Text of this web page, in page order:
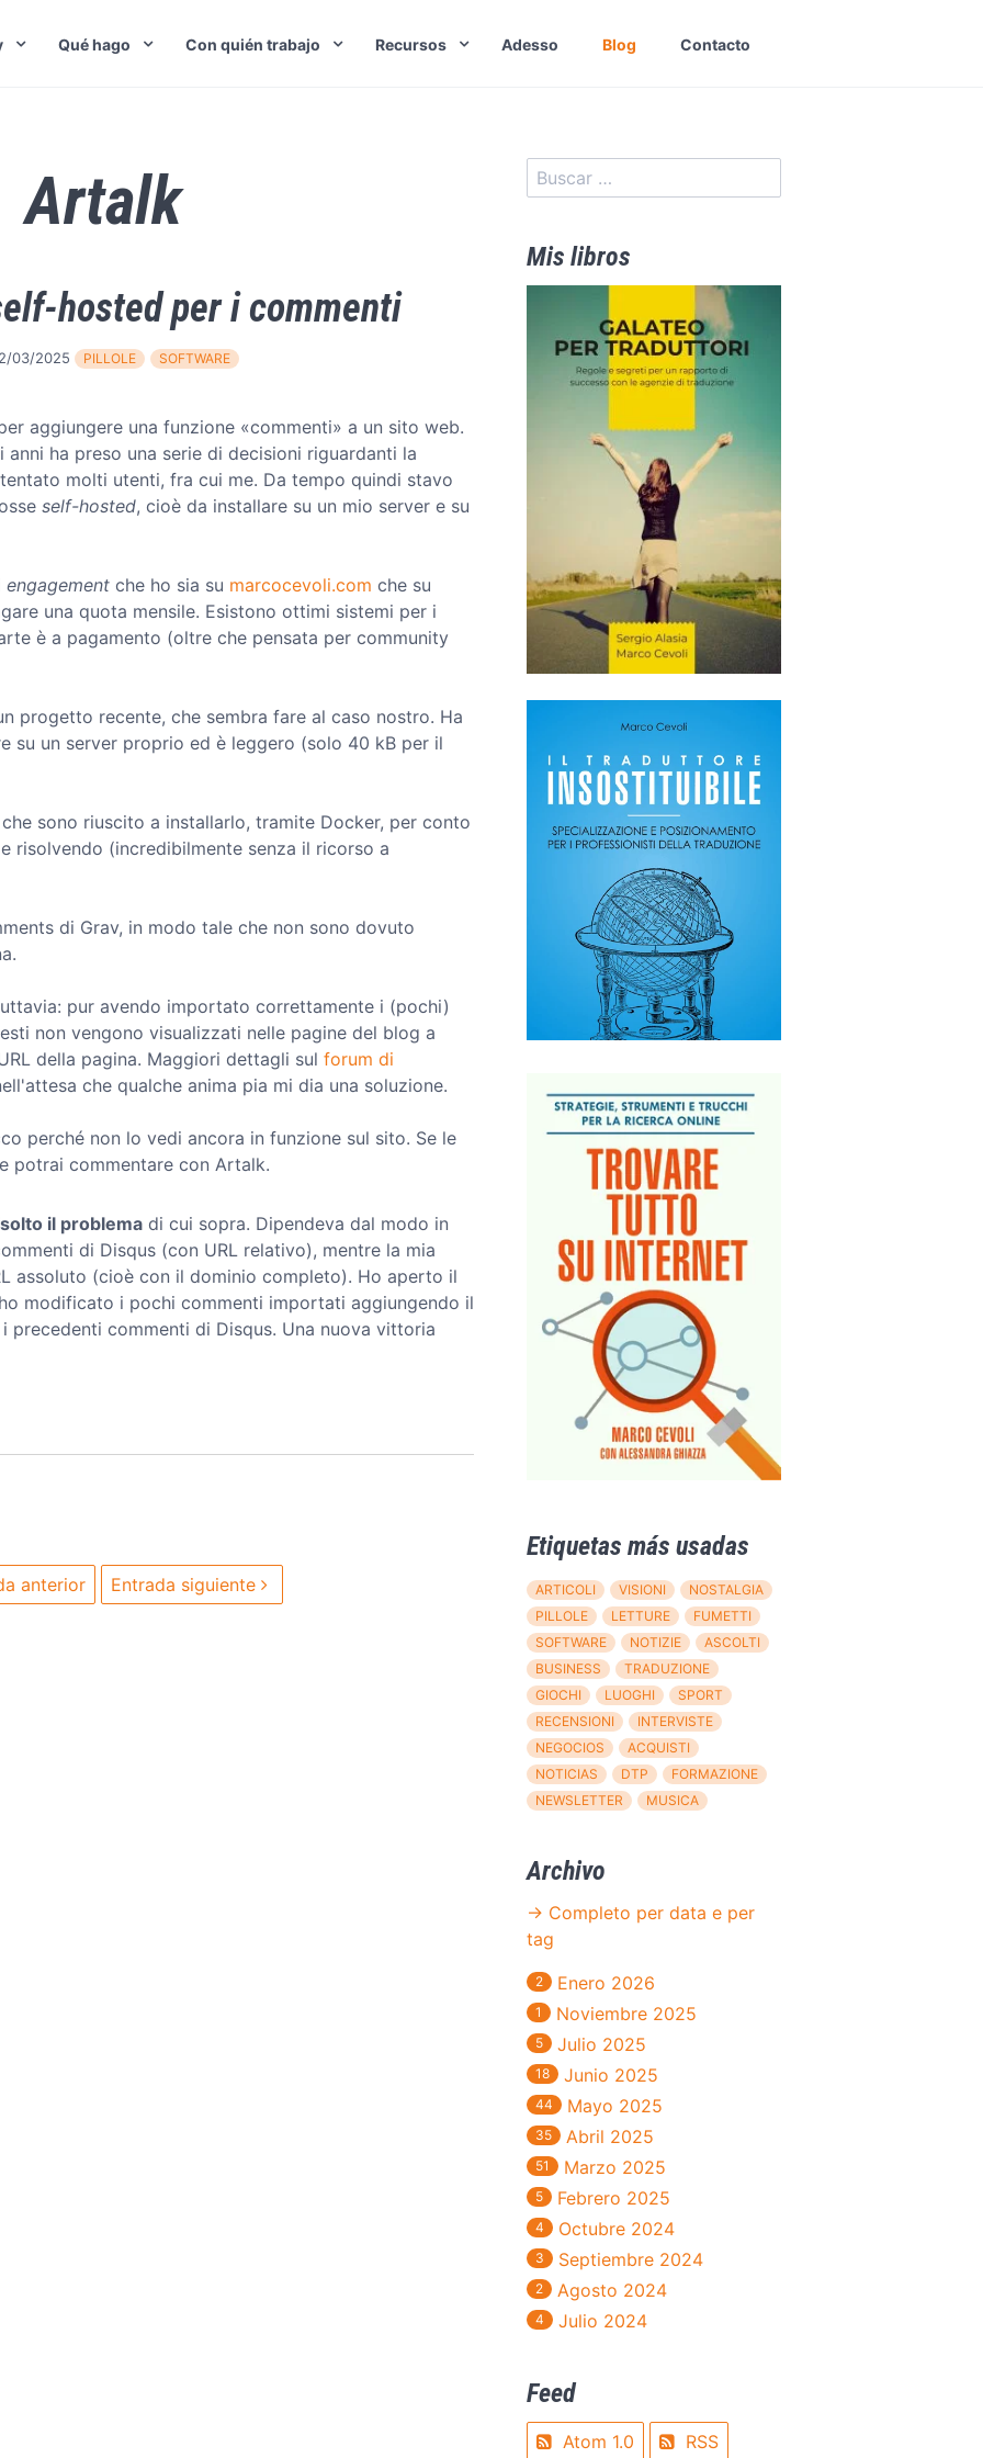
Qué hago Con quién trabajo Recursos Adesso Blog Contacto
Artalk
hosted per i commenti
03/2025 PILLOLE SOFTWARE
aggiungere una funzione «commenti» a un sito web.
ha preso una serie di decisioni riguardanti la
molti utenti, fra cui me. Da tempo quindi stavo
self-hosted, cioè da installare su un mio server e su
engagement che ho sia su marcocevoli.com che su
una quota mensile. Esistono ottimi sistemi per i
è a pagamento (oltre che pensata per community
progetto recente, che sembra fare al caso nostro. Ha
su un server proprio ed è leggero (solo 40 kB per il
sono riuscito a installarlo, tramite Docker, per conto
risolvendo (incredibilmente senza il ricorso a
di Grav, in modo tale che non sono dovuto
pur avendo importato correttamente i (pochi)
non vengono visualizzati nelle pagine del blog a
della pagina. Maggiori dettagli sul forum di
che qualche anima pia mi dia una soluzione.
perché non lo vedi ancora in funzione sul sito. Se le
potrai commentare con Artalk.
il problema di cui sopra. Dipendeva dal modo in
di Disqus (con URL relativo), mentre la mia
assoluto (cioè con il dominio completo). Ho aperto il
modificato i pochi commenti importati aggiungendo il
precedenti commenti di Disqus. Una nuova vittoria
anterior Entrada siguiente
Mis libros
Etiquetas más usadas
ARTICOLI VISIONI
NOSTALGIA
PILLOLE
LETTURE
FUMETTI
SOFTWARE
NOTIZIE
ASCOLTI
BUSINESS
TRADUZIONE
GIOCHI
LUOGHI
SPORT
RECENSIONI
INTERVISTE
NEGOCIOS
ACQUISTI
NOTICIAS
DTP
FORMAZIONE
NEWSLETTER
MUSICA
Archivo
→ Completo per data e per
tag
2 Enero 2026
1 Noviembre 2025
5 Julio 2025
18 Junio 2025
44 Mayo 2025
35 Abril 2025
51 Marzo 2025
5 Febrero 2025
4 Octubre 2024
3 Septiembre 2024
2 Agosto 2024
4 Julio 2024
Feed
Atom 1.0 RSS